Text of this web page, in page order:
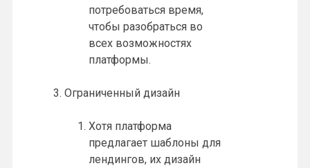
потребоваться время,
чтобы разобраться во
всех возможностях
платформы.
Ограниченный дизайн
Хотя платформа
предлагает шаблоны для
лендингов, их дизайн